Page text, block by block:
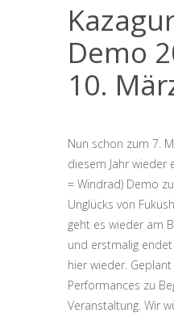
Demo
10.
Nun schon zum 7.
diesem Jahr wieder
= Windrad) Demo
Unglücks von
geht es wieder am
und erstmalig
hier wieder.
Performances zu
Veranstaltung. Wir